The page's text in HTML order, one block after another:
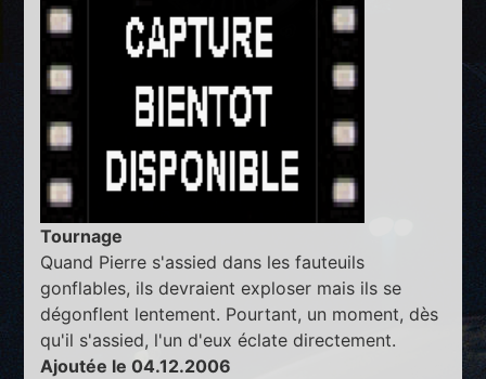
Tournage
Quand Pierre s'assied dans les fauteuils
gonflables, ils devraient exploser mais ils se
dégonflent lentement. Pourtant, un moment, dès
qu'il s'assied, l'un d'eux éclate directement.
Ajoutée le 04.12.2006